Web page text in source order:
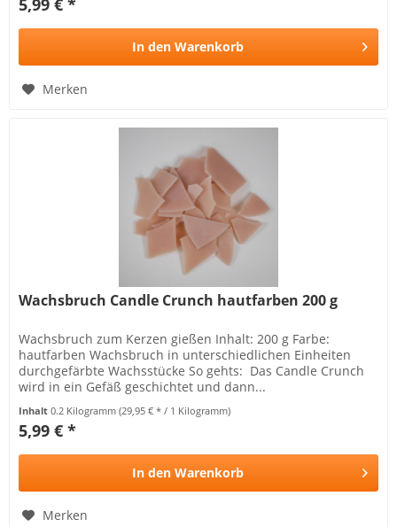
5,99 € *
In den Warenkorb
Merken
Wachsbruch Candle Crunch hautfarben 200 g
Wachsbruch zum Kerzen gießen Inhalt: 200 g Farbe:
hautfarben Wachsbruch in unterschiedlichen Einheiten
durchgefärbte Wachsstücke So gehts: Das Candle Crunch
wird in ein Gefäß geschichtet und dann...
Inhalt0.2 Kilogramm(29,95 € * / 1 Kilogramm)
5,99 € *
In den Warenkorb
Merken